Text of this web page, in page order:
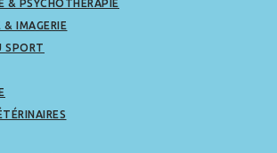
& PSYCHOTHÉRAPIE
& IMAGERIE
SPORT